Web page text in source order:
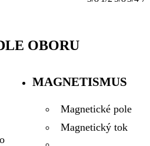
OBORU
MAGNETISMUS
Magnetické pole
Magnetický tok